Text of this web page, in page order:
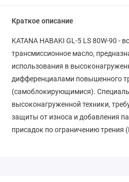
Краткое описание
KATANA HABAKI GL-5 LS 80W-90 -
трансмиссионное масло,
использования в
дифференциалами повышенного
(самоблокирующимися).
высоконагруженной техники,
защиты от износа и добавления
присадок по ограничению трения